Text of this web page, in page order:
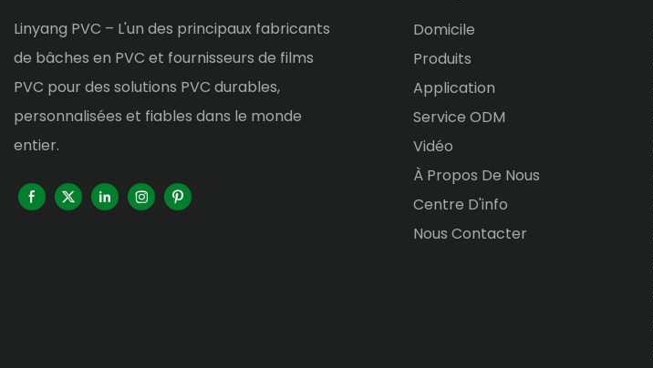
Linyang PVC – L'un des principaux fabricants
de bâches en PVC et fournisseurs de films
PVC pour des solutions PVC durables,
personnalisées et fiables dans le monde
entier.
Domicile
Produits
Application
Service ODM
Vidéo
À Propos De Nous
Centre D'info
Nous Contacter